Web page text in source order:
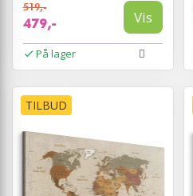
519,-
479,- Vis
På lager
TILBUD